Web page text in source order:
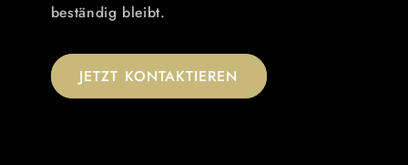
beständig bleibt.
JETZT KONTAKTIEREN